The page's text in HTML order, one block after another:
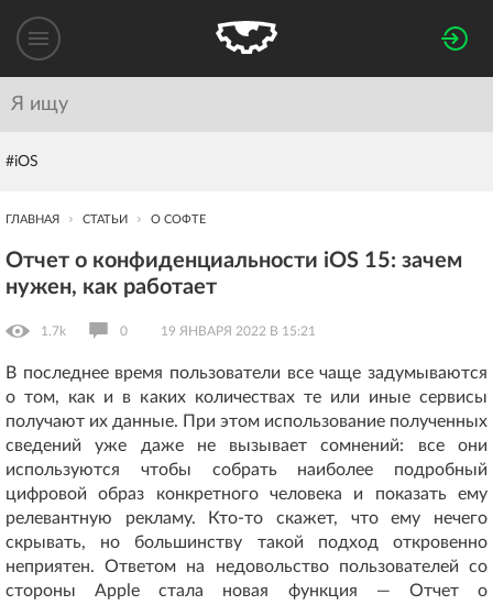
#iOS
ГЛАВНАЯ СТАТЬИ О СОФТЕ
Отчет о конфиденциальности iOS 15: зачем
нужен, как работает
1.7k 0 19 ЯНВАРЯ 2022 В 15:21
В последнее время пользователи все чаще задумываются
о том, как и в каких количествах те или иные сервисы
получают их данные. При этом использование полученных
сведений уже даже не вызывает сомнений: все они
используются чтобы собрать наиболее подробный
цифровой образ конкретного человека и показать ему
релевантную рекламу. Кто-то скажет, что ему нечего
скрывать, но большинству такой подход откровенно
неприятен. Ответом на недовольство пользователей со
стороны Apple стала новая функция — Отчет о